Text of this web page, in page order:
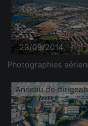
23/09/2014
Photographies
Anneau de